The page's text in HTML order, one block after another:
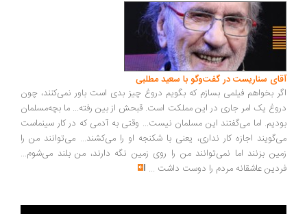
سناریست در گفت‌وگو با سعید مطلبی
بخواهم فیلمی بسازم که بگویم دروغ چیز بدی است باور نمی‌کنند، چون
یک امر جاری در این مملکت است. قبحش از بین رفته... ما بچه‌مسلمان
اما می‌گفتند این مسلمان نیست... وقتی به آدمی که در کار سینماست
اجازه کار نداری، یعنی با شکنجه او را می‌کشند... می‌توانند من را
بزنند اما نمی‌توانند من را روی زمین نگه دارند، من بلند می‌شوم...
عاشقانه مردم را دوست داشت ...